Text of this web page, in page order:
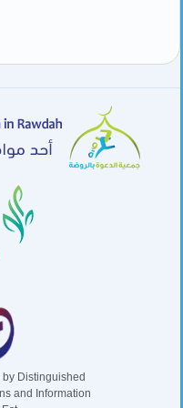
Distinguished
and Information